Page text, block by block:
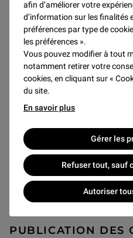
afin d’améliorer votre
d’information sur les finalités
préférences par type de
les préférences ».
Vous pouvez modifier à tout
notamment retirer votre
cookies, en cliquant sur «
du site.
En savoir plus
Gérer les
Refuser tout, sauf
Autoriser
que vous recherchez, par
courriel à
Si votre profil correspond à
recrutement et mobilité
recontacter afin de convenir
prenons pas contact avec
semaines, veuillez
En outre et sauf avis
permettons de conserver
exploitation ultérieure.
PUBLICATION DES